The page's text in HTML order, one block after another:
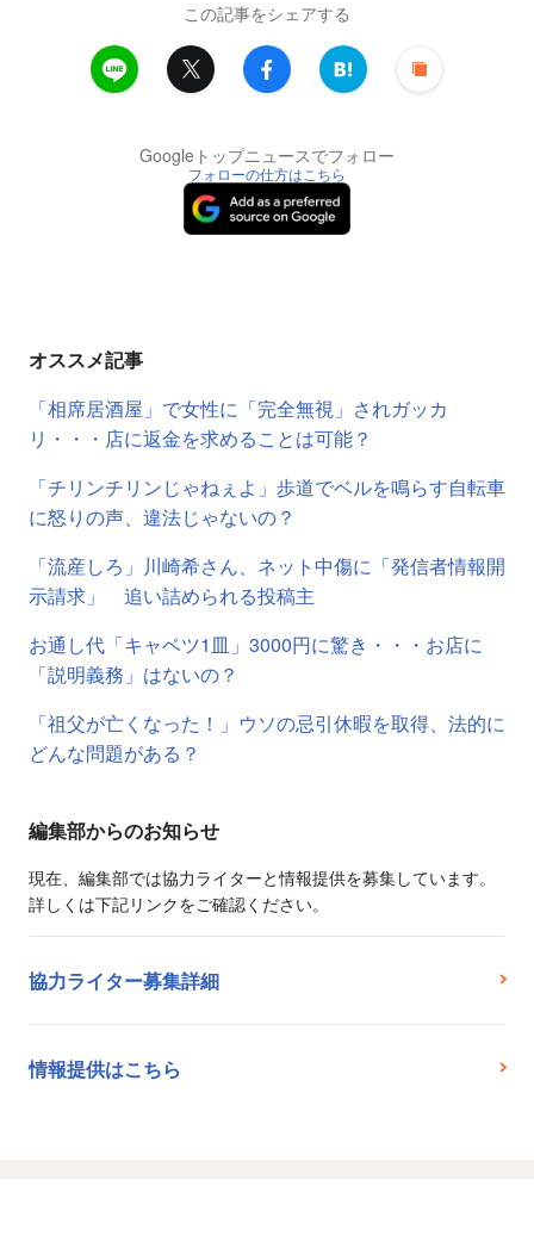
この記事をシェアする
Googleトップニュースでフォロー
フォローの仕方はこちら
オススメ記事
「相席居酒屋」で女性に「完全無視」されガッカ
リ・・・店に返金を求めることは可能？
「チリンチリンじゃねぇよ」歩道でベルを鳴らす自転車
に怒りの声、違法じゃないの？
「流産しろ」川崎希さん、ネット中傷に「発信者情報開
示請求」 追い詰められる投稿主
お通し代「キャベツ1皿」3000円に驚き・・・お店に
「説明義務」はないの？
「祖父が亡くなった！」ウソの忌引休暇を取得、法的に
どんな問題がある？
編集部からのお知らせ
現在、編集部では協力ライターと情報提供を募集しています。
詳しくは下記リンクをご確認ください。
協力ライター募集詳細
情報提供はこちら